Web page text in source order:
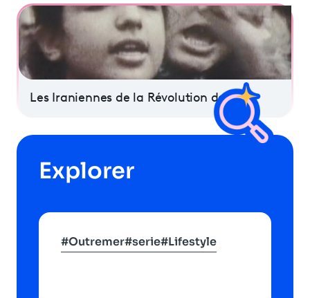
Les Iraniennes de la Révolution de 1979
Explorer
#Outremer#serie#Lifestyle